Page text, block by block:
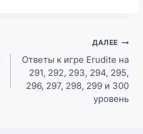
ДАЛЕЕ
Ответы к игре Erudite на
291, 292, 293, 294, 295,
296, 297, 298, 299 и 300
уровень